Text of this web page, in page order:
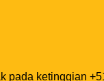
pada ketinggian